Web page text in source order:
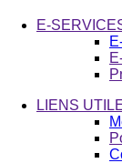
E-
LIENS